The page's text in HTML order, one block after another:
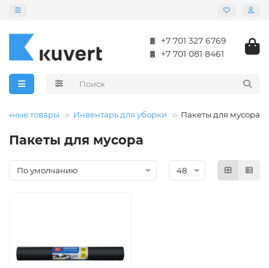
+7 701 327 6769
+7 701 081 8461
товары Инвентарь для уборки Пакеты для мусора
Пакеты для мусора